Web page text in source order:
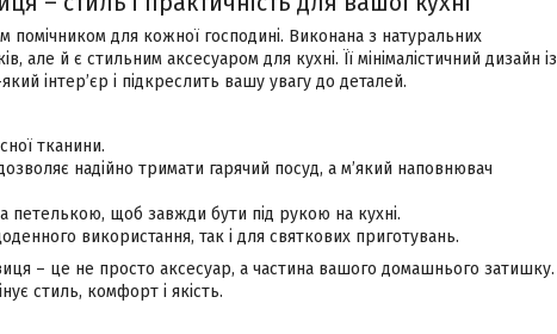
помічником для кожної господині. Виконана з натуральних
але й є стильним аксесуаром для кухні. Її мінімалістичний дизайн із
інтер’єр і підкреслить вашу увагу до деталей.
тканини.
надійно тримати гарячий посуд, а м’який наповнювач
петелькою, щоб завжди бути під рукою на кухні.
використання, так і для святкових приготувань.
– це не просто аксесуар, а частина вашого домашнього затишку.
стиль, комфорт і якість.